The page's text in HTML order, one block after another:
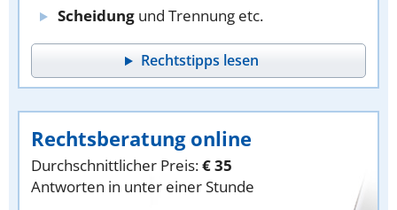
Scheidung und Trennung etc.
Rechtstipps lesen
Rechtsberatung online
Durchschnittlicher Preis:€ 35
Antworten in unter einer Stunde